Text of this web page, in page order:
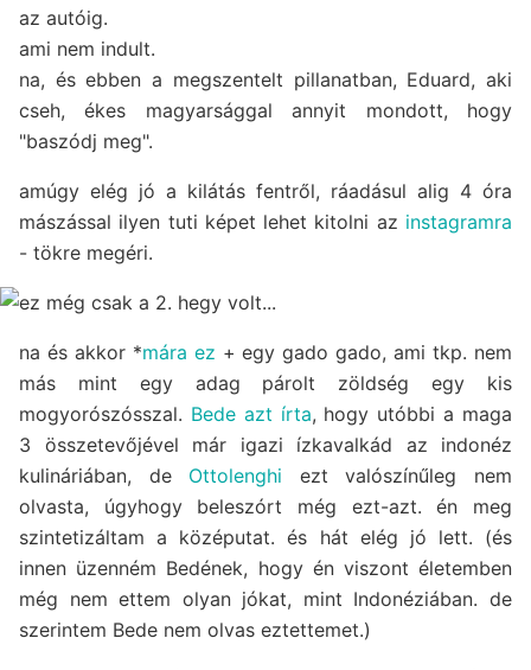
az autóig.
ami nem indult.
na, és ebben a megszentelt pillanatban, Eduard, aki
cseh, ékes magyarsággal annyit mondott, hogy
"baszódj meg".
amúgy elég jó a kilátás fentről, ráadásul alig 4 óra
mászással ilyen tuti képet lehet kitolni az instagramra
- tökre megéri.
na és akkor *mára ez + egy gado gado, ami tkp. nem
más mint egy adag párolt zöldség egy kis
mogyorószósszal. Bede azt írta, hogy utóbbi a maga
3 összetevőjével már igazi ízkavalkád az indonéz
kulináriában, de Ottolenghi ezt valószínűleg nem
olvasta, úgyhogy beleszórt még ezt-azt. én meg
szintetizáltam a középutat. és hát elég jó lett. (és
innen üzenném Bedének, hogy én viszont életemben
még nem ettem olyan jókat, mint Indonéziában. de
szerintem Bede nem olvas eztettemet.)